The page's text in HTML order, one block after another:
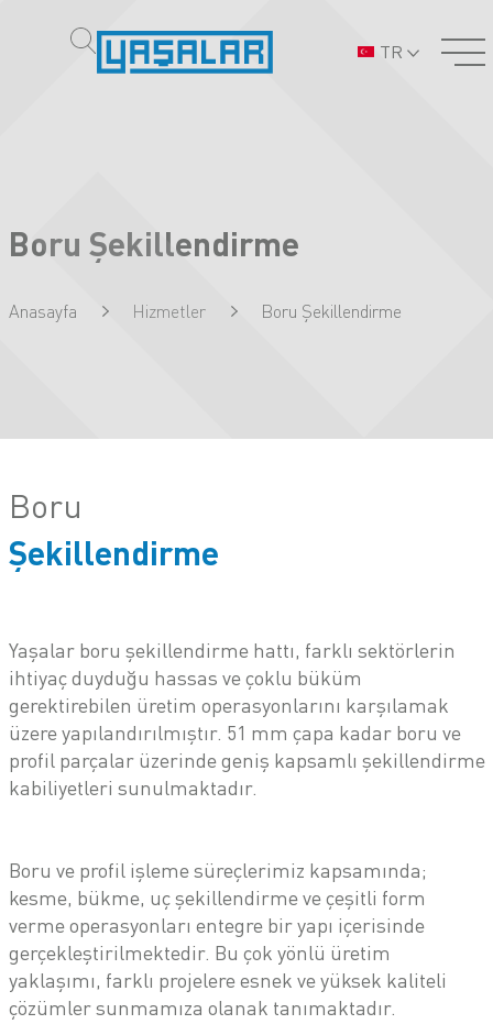
TR
Boru Şekillendirme
Anasayfa Hizmetler Boru Şekillendirme
Boru
Şekillendirme
Yaşalar boru şekillendirme hattı, farklı sektörlerin
ihtiyaç duyduğu hassas ve çoklu büküm
gerektirebilen üretim operasyonlarını karşılamak
üzere yapılandırılmıştır. 51 mm çapa kadar boru ve
profil parçalar üzerinde geniş kapsamlı şekillendirme
kabiliyetleri sunulmaktadır.
Boru ve profil işleme süreçlerimiz kapsamında;
kesme, bükme, uç şekillendirme ve çeşitli form
verme operasyonları entegre bir yapı içerisinde
gerçekleştirilmektedir. Bu çok yönlü üretim
yaklaşımı, farklı projelere esnek ve yüksek kaliteli
çözümler sunmamıza olanak tanımaktadır.